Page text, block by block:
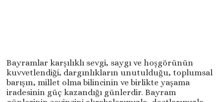
Bayramlar karşılıklı sevgi, saygı ve hoşgörünün
kuvvetlendiği, dargınlıkların unutulduğu, toplumsal
barışın, millet olma bilincinin ve birlikte yaşama
iradesinin güç kazandığı günlerdir. Bayram